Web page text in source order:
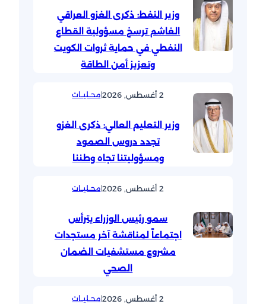
وزير النفط: ذكرى الغزو العراقي
الغاشم ترسخ مسؤولية القطاع
النفطي في حماية ثروات الكويت
وتعزيز أمن الطاقة
2 أغسطس, 2026 |محــليــات
وزير التعليم العالي: ذكرى الغزو
تجدد دروس الصمود
ومسؤوليتنا تجاه وطننا
2 أغسطس, 2026 |محــليــات
سمو رئيس الوزراء يترأس
اجتماعاً لمناقشة آخر مستجدات
مشروع مستشفيات الضمان
الصحي
2 أغسطس, 2026 |محــليــات